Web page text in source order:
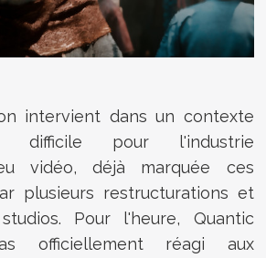
intervient dans un contexte
difficile pour l'industrie
vidéo, déjà marquée ces
plusieurs restructurations et
Pour l'heure, Quantic
officiellement réagi aux